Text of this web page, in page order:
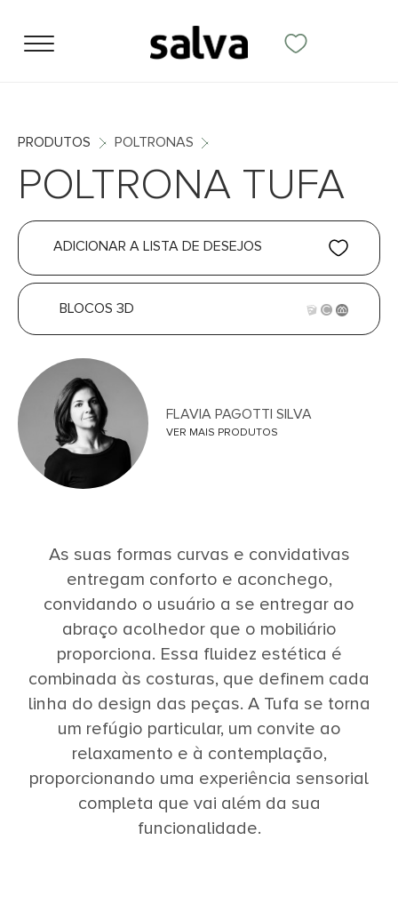
PRODUTOS POLTRONAS
POLTRONA TUFA
ADICIONAR A LISTA DE DESEJOS
BLOCOS 3D
FLAVIA PAGOTTI SILVA
VER MAIS PRODUTOS
As suas formas curvas e convidativas
entregam conforto e aconchego,
convidando o usuário a se entregar ao
abraço acolhedor que o mobiliário
proporciona. Essa fluidez estética é
combinada às costuras, que definem cada
linha do design das peças. A Tufa se torna
um refúgio particular, um convite ao
relaxamento e à contemplação,
proporcionando uma experiência sensorial
completa que vai além da sua
funcionalidade.